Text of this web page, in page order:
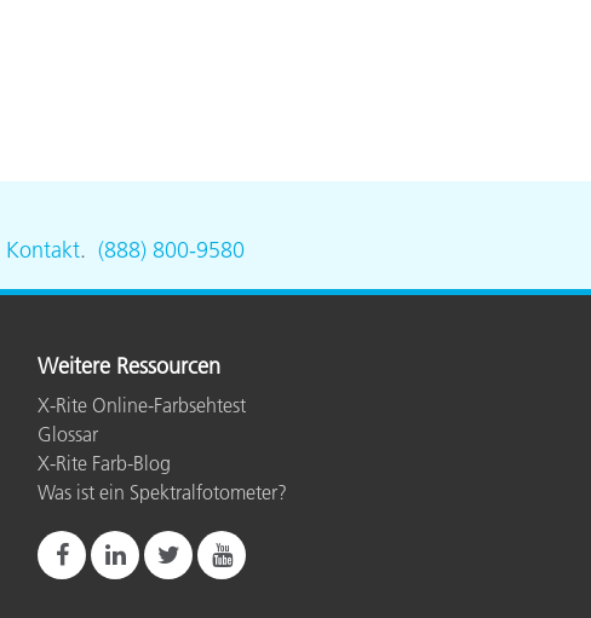
Kontakt. (888) 800-9580
Weitere Ressourcen
X-Rite Online-Farbsehtest
Glossar
X-Rite Farb-Blog
Was ist ein Spektralfotometer?